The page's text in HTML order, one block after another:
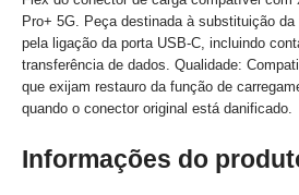
Pro+ 5G. Peça destinada à substituição
pela ligação da porta USB‑C, incluindo
transferência de dados. Qualidade:
que exijam restauro da função de
quando o conector original está danificado.
Informações do